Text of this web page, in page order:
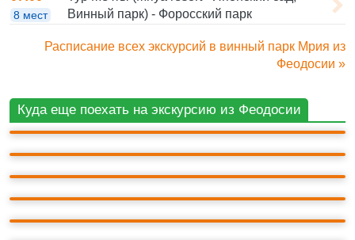
8 мест
Винный парк) - Форосский парк
Расписание всех экскурсий в винный парк Мрия из
Феодосии »
Куда еще поехать на экскурсию из Феодосии
БАЙДАРСКИЕ ВОРОТА
ФОРОССКАЯ ЦЕРКОВЬ
ЯПОНСКИЙ САД "ШЕСТЬ ЧУВСТВ" МРИЯ
БАХЧИСАРАЙ
ВОРОНЦОВСКИЙ ДВОРЕЦ
Г. КЕРЧЬ